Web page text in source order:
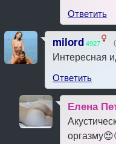
Ответить
milord4927
Интересная
Ответить
Елена